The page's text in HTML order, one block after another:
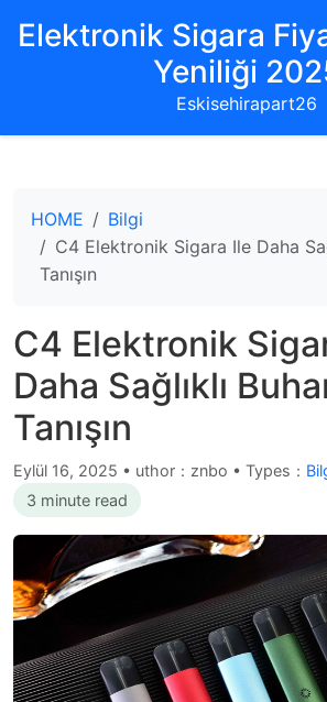
Elektronik Sigara
Yeniliği
Eskisehirapart26
HOME
Bilgi
C4 Elektronik Sigara Ile Daha
Tanışın
C4 Elektronik
Daha Sağlıklı
Tanışın
Eylül 16, 2025 • uthor：znbo • Types：
3 minute read